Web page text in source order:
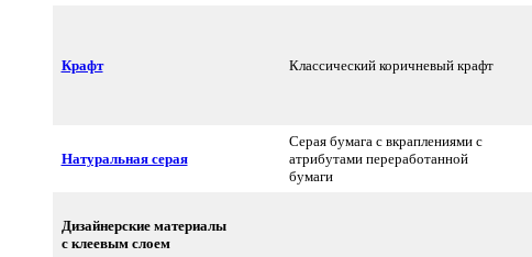
Крафт Классический коричневый крафт
Натуральная серая
Серая бумага с вкраплениями с
атрибутами переработанной
бумаги
Дизайнерские материалы
с клеевым слоем